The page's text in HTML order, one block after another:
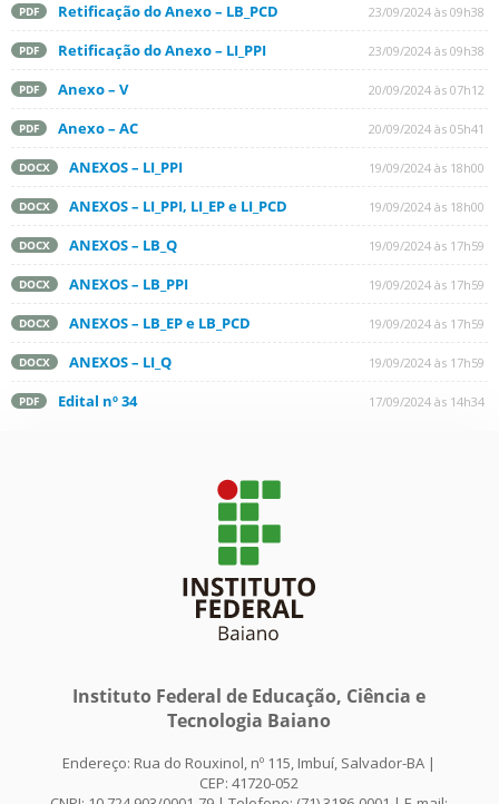
PDF Retificação do Anexo – LB_PCD 23/09/2024 às 09h38
PDF Retificação do Anexo – LI_PPI 23/09/2024 às 09h38
PDF Anexo – V 20/09/2024 às 07h12
PDF Anexo – AC 20/09/2024 às 05h41
DOCX ANEXOS – LI_PPI 19/09/2024 às 18h00
DOCX ANEXOS – LI_PPI, LI_EP e LI_PCD 19/09/2024 às 18h00
DOCX ANEXOS – LB_Q 19/09/2024 às 17h59
DOCX ANEXOS – LB_PPI 19/09/2024 às 17h59
DOCX ANEXOS – LB_EP e LB_PCD 19/09/2024 às 17h59
DOCX ANEXOS – LI_Q 19/09/2024 às 17h59
PDF Edital nº 34 17/09/2024 às 14h34
Instituto Federal de Educação, Ciência e
Tecnologia Baiano
Endereço: Rua do Rouxinol, nº 115, Imbuí, Salvador-BA |
CEP: 41720-052